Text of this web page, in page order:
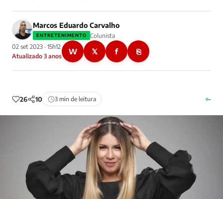
Marcos Eduardo Carvalho
ENTRETENIMENTO
Colunista
02 set 2023 · 15h12
Atualizado 3 anos
W 𝕏 f ⎘
26 10 3 min de leitura –